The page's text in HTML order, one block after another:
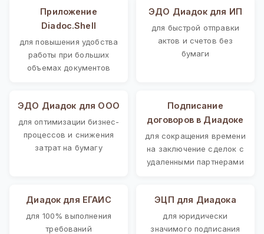
Приложение
Diadoc.Shell
для повышения удобства
работы при больших
объемах документов
ЭДО Диадок для ИП
для быстрой отправки
актов и счетов без
бумаги
ЭДО Диадок для ООО
для оптимизации бизнес-
процессов и снижения
затрат на бумагу
Подписание
договоров в Диадоке
для сокращения времени
на заключение сделок с
удаленными партнерами
Диадок для ЕГАИС
для 100% выполнения
требований
ЭЦП для Диадока
для юридически
значимого подписания